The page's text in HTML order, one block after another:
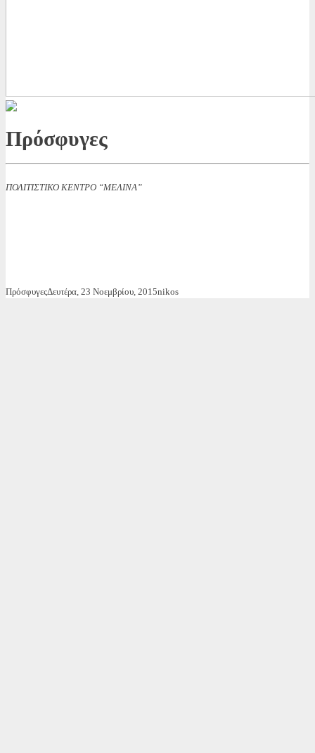
Πρόσφυγες
ΠΟΛΙΤΙΣΤΙΚΟ ΚΕΝΤΡΟ “ΜΕΛΙΝΑ”
ΠρόσφυγεςΔευτέρα, 23 Νοεμβρίου, 2015nikos